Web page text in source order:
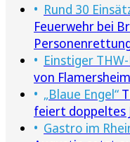
Rund 30
Feuerwehr bei
Einstiger
von
„Blaue Engel“
feiert doppeltes
Gastro im